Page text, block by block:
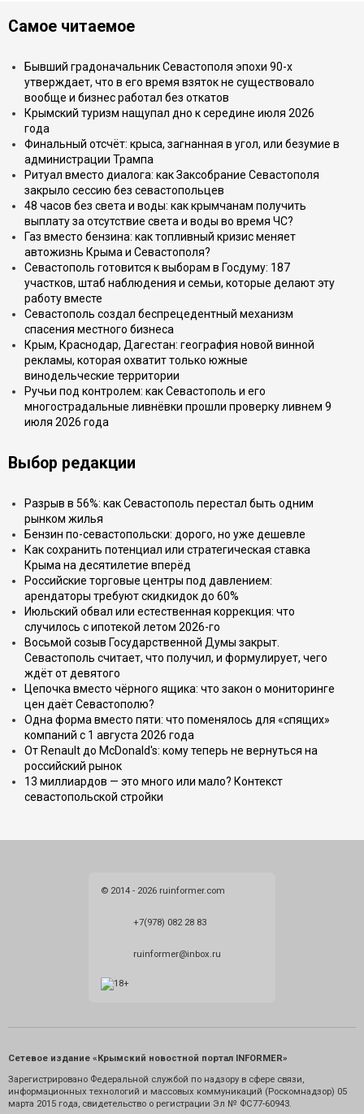
Самое читаемое
Бывший градоначальник Севастополя эпохи 90-х
утверждает, что в его время взяток не существовало
вообще и бизнес работал без откатов
Крымский туризм нащупал дно к середине июля 2026
года
Финальный отсчёт: крыса, загнанная в угол, или безумие в
администрации Трампа
Ритуал вместо диалога: как Заксобрание Севастополя
закрыло сессию без севастопольцев
48 часов без света и воды: как крымчанам получить
выплату за отсутствие света и воды во время ЧС?
Газ вместо бензина: как топливный кризис меняет
автожизнь Крыма и Севастополя?
Севастополь готовится к выборам в Госдуму: 187
участков, штаб наблюдения и семьи, которые делают эту
работу вместе
Севастополь создал беспрецедентный механизм
спасения местного бизнеса
Крым, Краснодар, Дагестан: география новой винной
рекламы, которая охватит только южные
винодельческие территории
Ручьи под контролем: как Севастополь и его
многострадальные ливнёвки прошли проверку ливнем 9
июля 2026 года
Выбор редакции
Разрыв в 56%: как Севастополь перестал быть одним
рынком жилья
Бензин по-севастопольски: дорого, но уже дешевле
Как сохранить потенциал или стратегическая ставка
Крыма на десятилетие вперёд
Российские торговые центры под давлением:
арендаторы требуют скидкидок до 60%
Июльский обвал или естественная коррекция: что
случилось с ипотекой летом 2026-го
Восьмой созыв Государственной Думы закрыт.
Севастополь считает, что получил, и формулирует, чего
ждёт от девятого
Цепочка вместо чёрного ящика: что закон о мониторинге
цен даёт Севастополю?
Одна форма вместо пяти: что поменялось для «спящих»
компаний с 1 августа 2026 года
От Renault до McDonald's: кому теперь не вернуться на
российский рынок
13 миллиардов — это много или мало? Контекст
севастопольской стройки
© 2014 - 2026 ruinformer.com
+7(978) 082 28 83
ruinformer@inbox.ru
Сетевое издание «Крымский новостной портал INFORMER»
Зарегистрировано Федеральной службой по надзору в сфере связи,
информационных технологий и массовых коммуникаций (Роскомнадзор) 05
марта 2015 года, свидетельство о регистрации Эл № ФС77-60943.